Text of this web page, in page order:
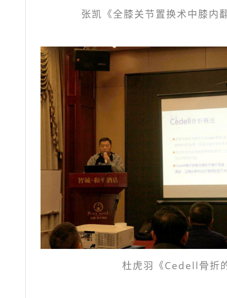
张凯《全膝关节置换术中膝内
杜虎羽《Cedell骨折